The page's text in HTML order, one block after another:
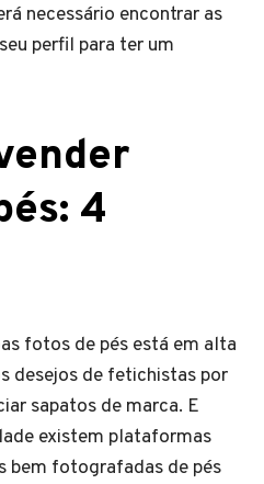
necessário encontrar as
perfil para ter um
4
fotos de pés está em alta
desejos de fetichistas por
sapatos de marca. E
existem plataformas
bem fotografadas de pés